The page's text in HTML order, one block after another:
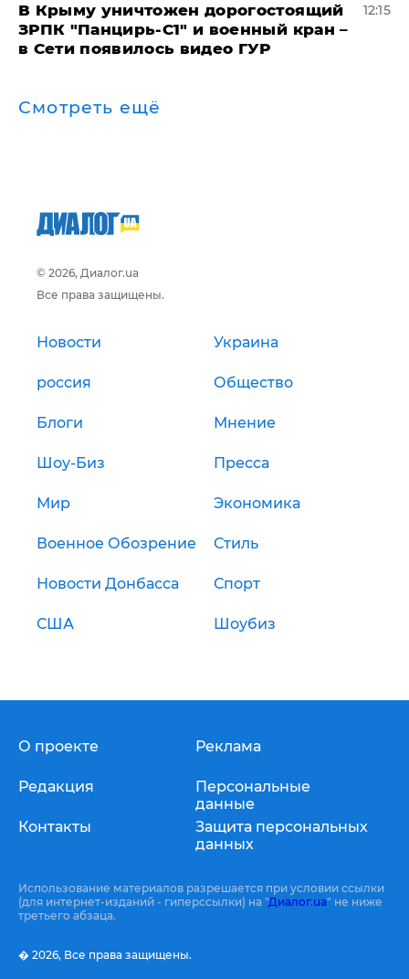
В Крыму уничтожен дорогостоящий
ЗРПК "Панцирь-С1" и военный кран –
в Сети появилось видео ГУР
12:15
Смотреть ещё
© 2026, Диалог.ua
Все права защищены.
Новости Украина
россия Общество
Блоги Мнение
Шоу-Биз Пресса
Мир Экономика
Военное Обозрение Стиль
Новости Донбасса Спорт
США Шоубиз
О проекте
Редакция
Контакты
Реклама
Персональные
данные
Защита персональных
данных
Использование материалов разрешается при условии ссылки
(для интернет-изданий - гиперссылки) на "Диалог.ua" не ниже
третьего абзаца.
� 2026, Все права защищены.